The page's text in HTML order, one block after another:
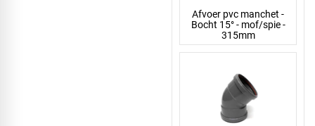
Afvoer pvc manchet -
Bocht 15° - mof/spie -
315mm